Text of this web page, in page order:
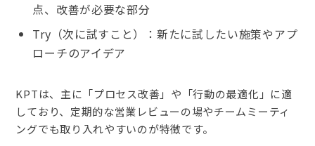
点、改善が必要な部分
Try（次に試すこと）：新たに試したい施策やアプ
ローチのアイデア
KPTは、主に「プロセス改善」や「行動の最適化」に適
しており、定期的な営業レビューの場やチームミーティ
ングでも取り入れやすいのが特徴です。